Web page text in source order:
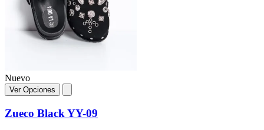
Nuevo
Ver Opciones
Zueco Black YY-09